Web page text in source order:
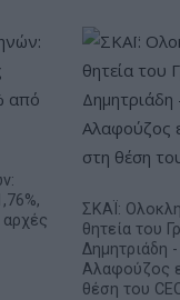
αρχές
ΣΚΑΪ:
θητεία του
Δημητριάδη -
Αλαφούζος
θέση του